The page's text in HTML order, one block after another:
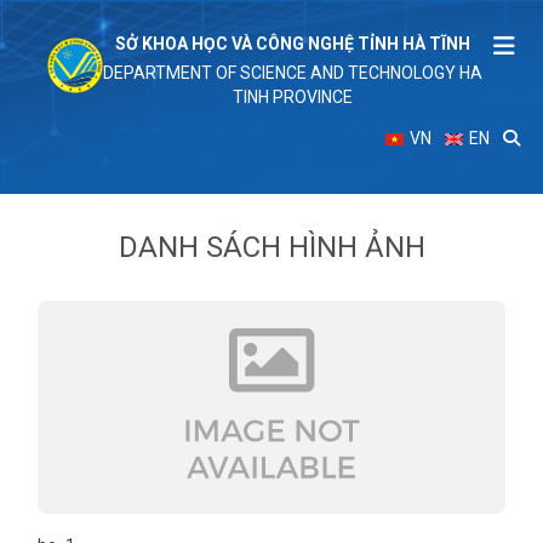
SỞ KHOA HỌC VÀ CÔNG NGHỆ TỈNH HÀ TĨNH
DEPARTMENT OF SCIENCE AND TECHNOLOGY HA
TINH PROVINCE
VN EN
DANH SÁCH HÌNH ẢNH